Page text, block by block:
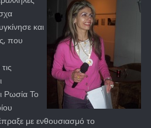
και
που
Ρωσία Το
με ενθουσιασμό το